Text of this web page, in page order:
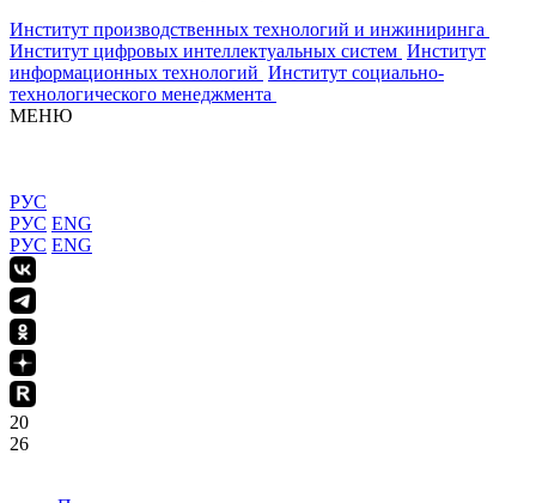
Институт производственных технологий и инжиниринга
Институт цифровых интеллектуальных систем Институт
информационных технологий Институт социально-
технологического менеджмента
МЕНЮ
РУС
РУС ENG
РУС ENG
20
26